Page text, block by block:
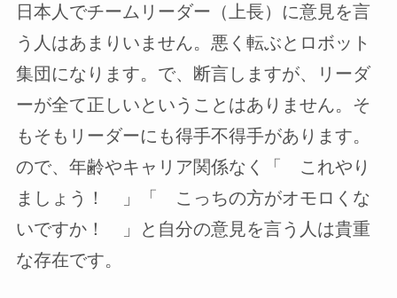
日本人でチームリーダー（上長）に意見を言
う人はあまりいません。悪く転ぶとロボット
集団になります。で、断言しますが、リーダ
ーが全て正しいということはありません。そ
もそもリーダーにも得手不得手があります。
ので、年齢やキャリア関係なく「 これやり
ましょう！ 」「 こっちの方がオモロくな
いですか！ 」と自分の意見を言う人は貴重
な存在です。